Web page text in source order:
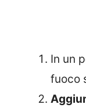
In un
fuoco